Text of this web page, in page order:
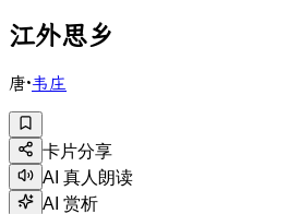
江外思乡
唐·韦庄
卡片分享
AI 真人朗读
AI 赏析